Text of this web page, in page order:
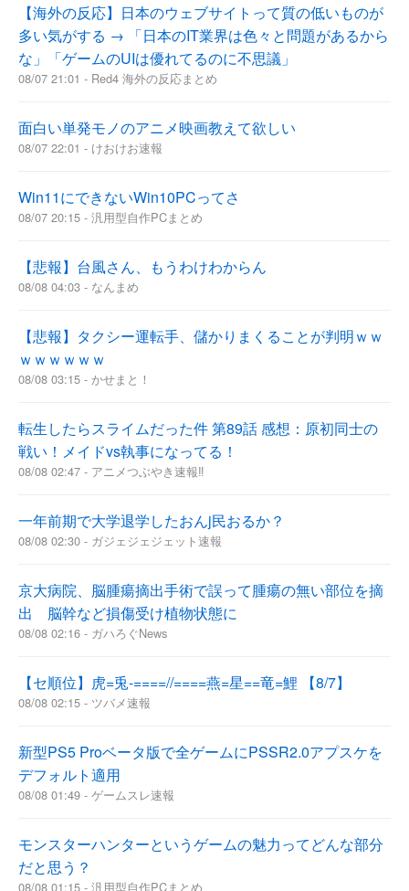
【海外の反応】日本のウェブサイトって質の低いものが
多い気がする → 「日本のIT業界は色々と問題があるから
な」「ゲームのUIは優れてるのに不思議」
08/07 21:01 - Red4 海外の反応まとめ
面白い単発モノのアニメ映画教えて欲しい
08/07 22:01 - けおけお速報
Win11にできないWin10PCってさ
08/07 20:15 - 汎用型自作PCまとめ
【悲報】台風さん、もうわけわからん
08/08 04:03 - なんまめ
【悲報】タクシー運転手、儲かりまくることが判明ｗｗ
ｗｗｗｗｗｗ
08/08 03:15 - かせまと！
転生したらスライムだった件 第89話 感想：原初同士の
戦い！メイドvs執事になってる！
08/08 02:47 - アニメつぶやき速報‼︎
一年前期で大学退学したおんj民おるか？
08/08 02:30 - ガジェジェジェット速報
京大病院、脳腫瘍摘出手術で誤って腫瘍の無い部位を摘
出 脳幹など損傷受け植物状態に
08/08 02:16 - ガハろぐNews
【セ順位】虎=兎-====//====燕=星==竜=鯉 【8/7】
08/08 02:15 - ツバメ速報
新型PS5 Proベータ版で全ゲームにPSSR2.0アプスケを
デフォルト適用
08/08 01:49 - ゲームスレ速報
モンスターハンターというゲームの魅力ってどんな部分
だと思う？
08/08 01:15 - 汎用型自作PCまとめ